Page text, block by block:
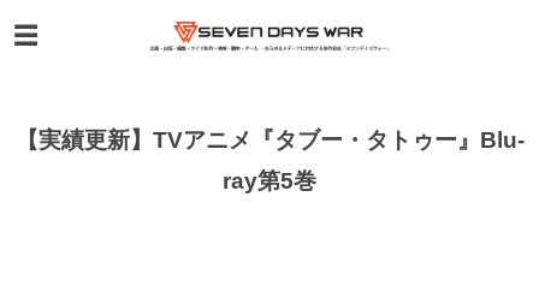
【実績更新】TVアニメ『タブー・タトゥー』Blu-
ray第5巻